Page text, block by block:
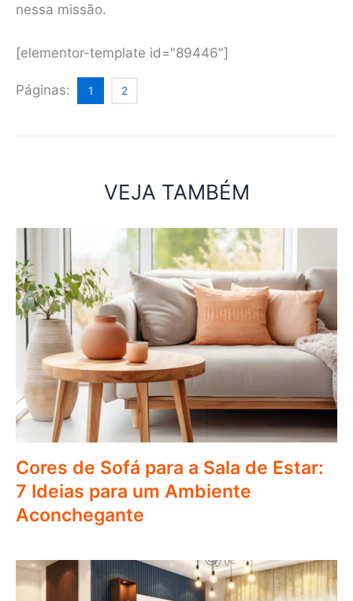
nessa missão.
[elementor-template id="89446"]
Páginas: 1 2
VEJA TAMBÉM
Cores de Sofá para a Sala de Estar:
7 Ideias para um Ambiente
Aconchegante